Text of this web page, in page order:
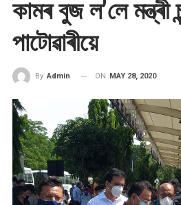
কামৰ বুজ ল’লে মন্ত্ৰী
পাটোৱাৰীয়ে
By Admin ON MAY 28, 2020